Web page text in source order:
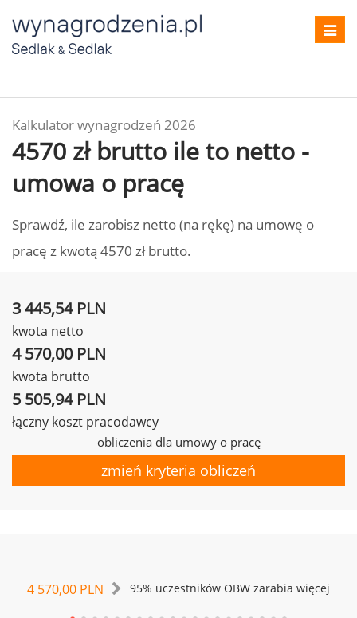
Kalkulator wynagrodzeń 2026
4570 zł brutto ile to netto -
umowa o pracę
Sprawdź, ile zarobisz netto (na rękę) na umowę o
pracę z kwotą 4570 zł brutto.
3 445,54 PLN
kwota netto
4 570,00 PLN
kwota brutto
5 505,94 PLN
łączny koszt pracodawcy
obliczenia dla umowy o pracę
zmień kryteria obliczeń
4 570,00 PLN 95% uczestników OBW zarabia więcej